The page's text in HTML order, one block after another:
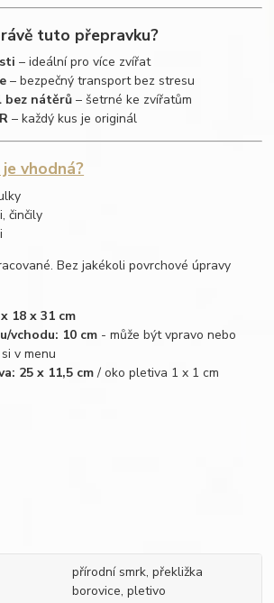
tuto přepravku?
– ideální pro více zvířat
– bezpečný transport bez stresu
bez nátěrů – šetrné ke zvířatům
– každý kus je originál
vhodná?
činčily
Bez jakékoli povrchové úpravy
18 x 31 cm
vchodu: 10 cm - může být vpravo nebo
v menu
25 x 11,5 cm / oko pletiva 1 x 1 cm
přírodní smrk, překližka
borovice, pletivo